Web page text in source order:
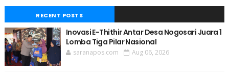
RECENT POSTS
Inovasi E-Thithir Antar Desa Nogosari Juara 1
Lomba Tiga Pilar Nasional
saranapos.com Aug 06, 2026